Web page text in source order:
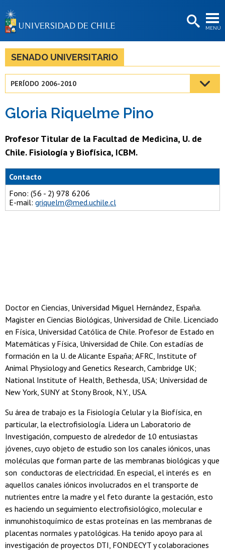
MENÚ
BIBLIOTECAS
LA UNIVERSIDAD
Estudiantes
Académicas/os
Funcionarias/os
Egresadas/os
SENADO UNIVERSITARIO
PERÍODO 2006-2010
Gloria Riquelme Pino
Profesor Titular de la Facultad de Medicina, U. de
Chile. Fisiología y Biofísica, ICBM.
Contacto
Fono: (56 - 2) 978 6206
E-mail: griquelm@med.uchile.cl
Doctor en Ciencias, Universidad Miguel Hernández, España.
Magister en Ciencias Biológicas, Universidad de Chile. Licenciado
en Física, Universidad Católica de Chile. Profesor de Estado en
Matemáticas y Física, Universidad de Chile. Con estadías de
formación en la U. de Alicante España; AFRC, Institute of
Animal Physiology and Genetics Research, Cambridge UK;
National Institute of Health, Bethesda, USA; Universidad de
New York, SUNY at Stony Brook, N.Y., USA.
Su área de trabajo es la Fisiología Celular y la Biofísica, en
particular, la electrofisiología. Lidera un Laboratorio de
Investigación, compuesto de alrededor de 10 entusiastas
jóvenes, cuyo objeto de estudio son los canales iónicos, unas
moléculas que forman parte de las membranas biológicas y que
son conductoras de electricidad. En especial, el interés es en
aquellos canales iónicos involucrados en el transporte de
nutrientes entre la madre y el feto durante la gestación, esto
es haciendo un seguimiento electrofisiológico, molecular e
inmunohistoquímico de estas proteínas en las membranas de
placentas normales y patológicas. Ha tenido apoyo para al
investigación de proyectos DTI, FONDECYT y colaboraciones